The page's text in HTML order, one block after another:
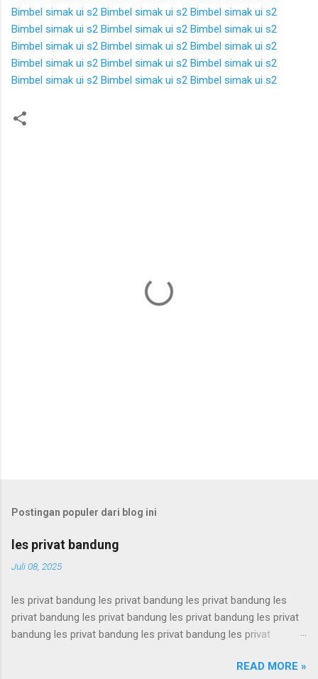
Bimbel simak ui s2 Bimbel simak ui s2 Bimbel simak ui s2
Bimbel simak ui s2 Bimbel simak ui s2 Bimbel simak ui s2
Bimbel simak ui s2 Bimbel simak ui s2 Bimbel simak ui s2
Bimbel simak ui s2 Bimbel simak ui s2 Bimbel simak ui s2
Bimbel simak ui s2 Bimbel simak ui s2 Bimbel simak ui s2
Postingan populer dari blog ini
les privat bandung
Juli 08, 2025
les privat bandung les privat bandung les privat bandung les
privat bandung les privat bandung les privat bandung les privat
bandung les privat bandung les privat bandung les privat
bandung les privat bandung les privat bandung les privatREAD MORE »